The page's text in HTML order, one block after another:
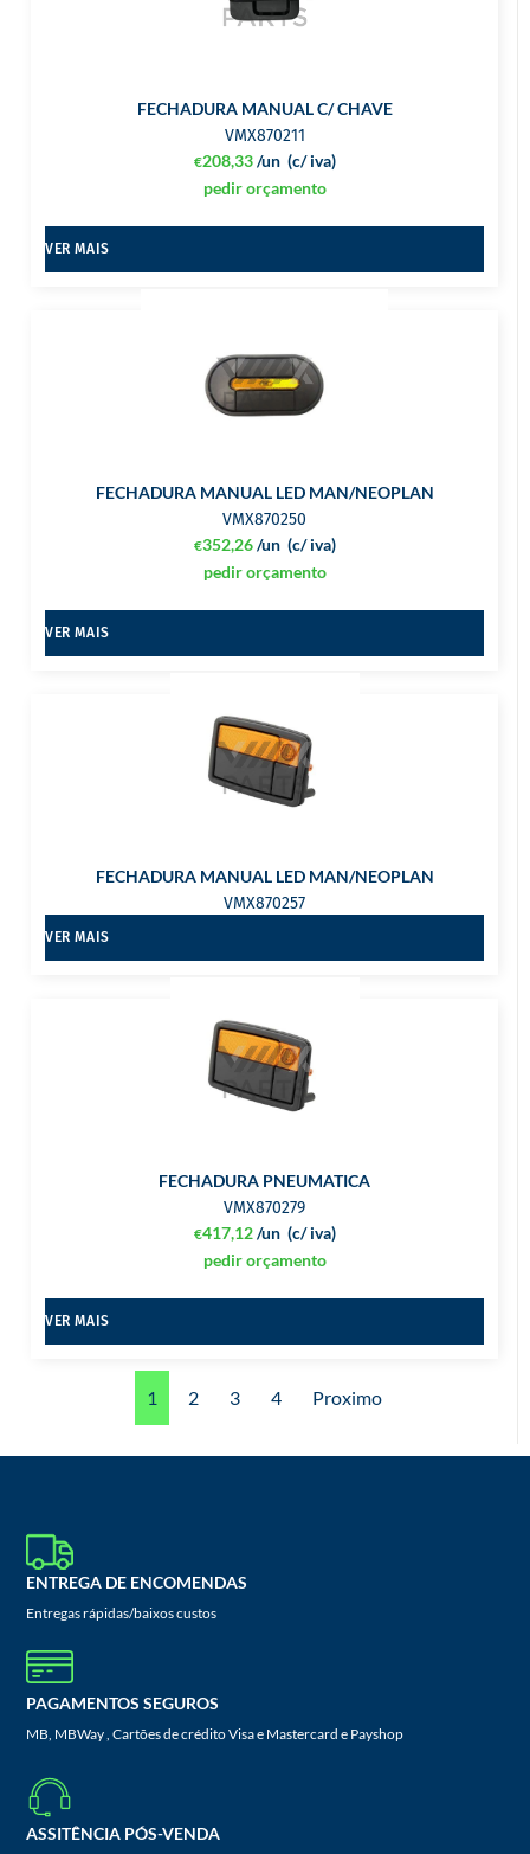
FECHADURA MANUAL C/ CHAVE
VMX870211
€208,33 (c/ iva)
/un
pedir orçamento
VER MAIS
FECHADURA MANUAL LED MAN/NEOPLAN
VMX870250
€352,26 (c/ iva)
/un
pedir orçamento
VER MAIS
FECHADURA MANUAL LED MAN/NEOPLAN
VMX870257
VER MAIS
FECHADURA PNEUMATICA
VMX870279
€417,12 (c/ iva)
/un
pedir orçamento
VER MAIS
1 2 3 4 Proximo
ENTREGA DE ENCOMENDAS
Entregas rápidas/baixos custos
PAGAMENTOS SEGUROS
MB, MBWay , Cartões de crédito Visa e Mastercard e Payshop
ASSITÊNCIA PÓS-VENDA